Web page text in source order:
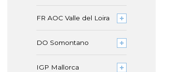
FR AOC Valle del Loira
DO Somontano
IGP Mallorca